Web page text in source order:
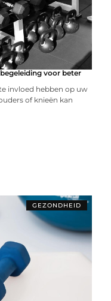
voor beter
invloed hebben op uw
of knieën kan
GEZONDHEID